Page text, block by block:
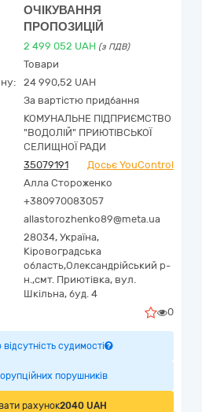
ОЧІКУВАННЯ
ПРОПОЗИЦІЙ
2 499 052 UAH (з ПДВ)
Товари
24 990,52 UAH
За вартістю придбання
КОМУНАЛЬНЕ ПІДПРИЄМСТВО
"ВОДОЛІЙ" ПРИЮТІВСЬКОЇ
СЕЛИЩНОЇ РАДИ
35079191
Досьє YouControl
Алла Стороженко
+380970083057
allastorozhenko89@meta.ua
28034, Україна,
Кіровоградська
область,Олександрійський р-
н.,смт. Приютівка, вул.
Шкільна, буд. 4
0
судимості
порушників
рахунок2040 UAH